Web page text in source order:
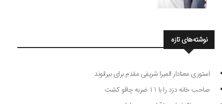
نوشته‌های تازه
استوری معنادار المیرا شریفی مقدم برای بیرانوند
صاحب خانه دزد را با 11 ضربه چاقو کشت